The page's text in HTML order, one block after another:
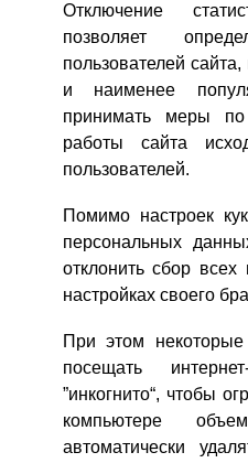
Отключение
позволяет
пользователей
и наименее
принимать меры по
работы сайта
пользователей.
Помимо настроек
персональных
отклонить сбор
настройках своего
При этом
посещать
”инкогнито“, чтобы
компьютере
автоматически